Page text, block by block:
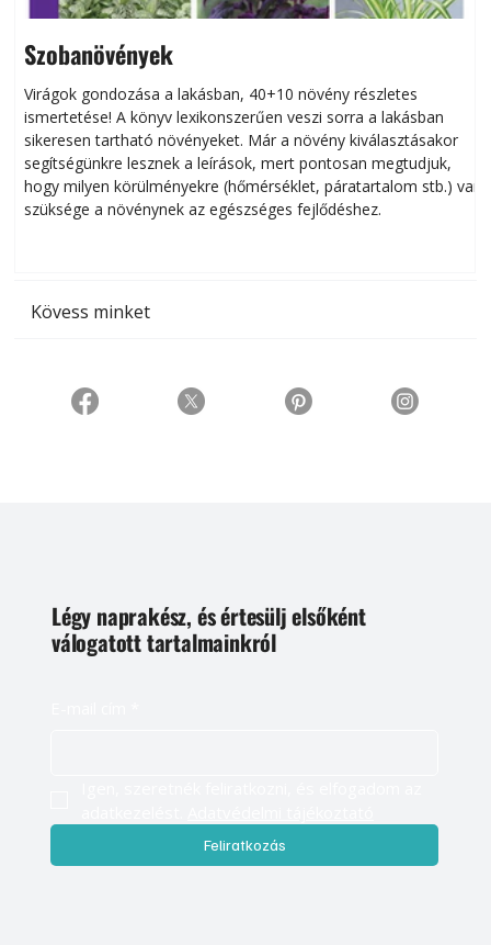
Szobanövények
Virágok gondozása a lakásban, 40+10 növény részletes
ismertetése! A könyv lexikonszerűen veszi sorra a lakásban
sikeresen tart­ha­tó növényeket. Már a növény kiválasztásakor
segítségünkre lesznek a leírások, mert pontosan megtudjuk,
hogy milyen körülményekre (hőmérséklet, páratartalom stb.) van
szüksége a növénynek az egészséges fejlődéshez.
Kövess minket
Légy naprakész, és értesülj elsőként
válogatott tartalmainkról
Feliratkozás